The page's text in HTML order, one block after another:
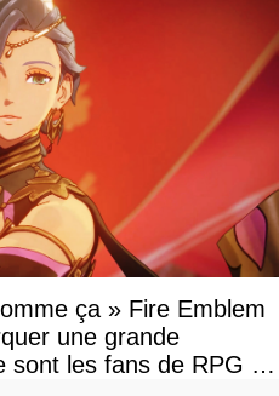
ça » Fire Emblem
une grande
sont les fans de RPG en